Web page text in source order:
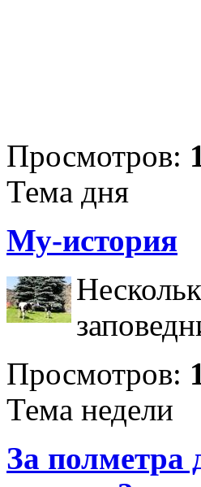
Просмотров:
Тема дня
Му-история
Просмотров:
Тема недели
За полметра